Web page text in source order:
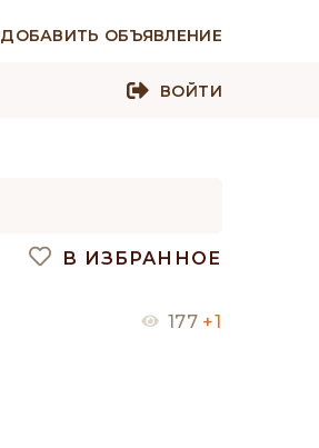
ДОБАВИТЬ ОБЪЯВЛЕНИЕ
ВОЙТИ
В ИЗБРАННОЕ
177 +1